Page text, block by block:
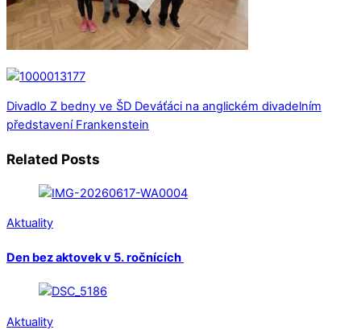
Divadlo Z bedny ve ŠD Deváťáci na anglickém divadelním
představení Frankenstein
Related Posts
Aktuality
Den bez aktovek v 5. ročnících
Aktuality